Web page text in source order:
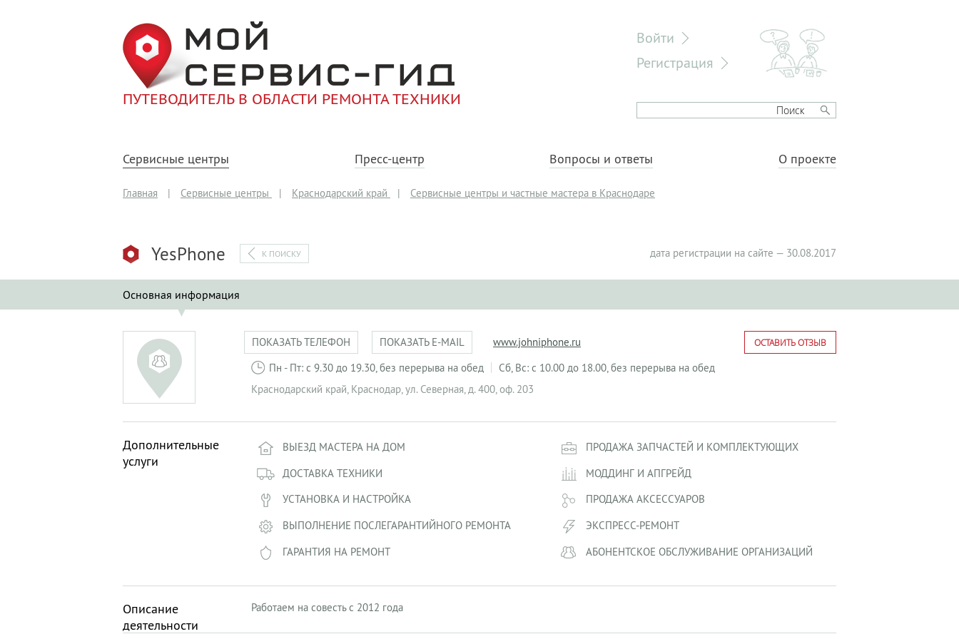
ПУТЕВОДИТЕЛЬ В ОБЛАСТИ РЕМОНТА ТЕХНИКИ
Войти
Регистрация
Сервисные центры Пресс-центр Вопросы и ответы О проекте
Главная | Сервисные центры | Краснодарский край | Сервисные центры и частные мастера в Краснодаре
YesPhone К ПОИСКУ дата регистрации на сайте — 30.08.2017
Основная информация
ПОКАЗАТЬ ТЕЛЕФОН ПОКАЗАТЬ E-MAIL www.johniphone.ru ОСТАВИТЬ ОТЗЫВ
Пн - Пт: с 9.30 до 19.30, без перерыва на обед
Сб, Вс: с 10.00 до 18.00, без перерыва на обед
Краснодарский край, Краснодар,ул. Северная, д. 400, оф. 203
Дополнительные
услуги
ВЫЕЗД МАСТЕРА НА ДОМ
ДОСТАВКА ТЕХНИКИ
УСТАНОВКА И НАСТРОЙКА
ВЫПОЛНЕНИЕ ПОСЛЕГАРАНТИЙНОГО РЕМОНТА
ГАРАНТИЯ НА РЕМОНТ
ПРОДАЖА ЗАПЧАСТЕЙ И КОМПЛЕКТУЮЩИХ
МОДДИНГ И АПГРЕЙД
ПРОДАЖА АКСЕССУАРОВ
ЭКСПРЕСС-РЕМОНТ
АБОНЕНТСКОЕ ОБСЛУЖИВАНИЕ ОРГАНИЗАЦИЙ
Описание
деятельности
Работаем на совесть с 2012 года